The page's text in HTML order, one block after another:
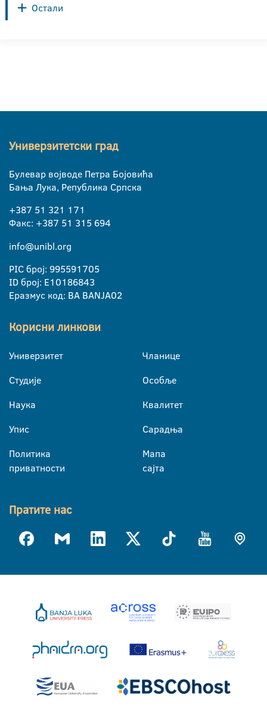
Остали
Универзитетски град
Булевар војводе Петра Бојовића
Бања Лука, Република Српска
+387 51 321 171
Факс: +387 51 315 694
info@unibl.org
PIC број: 995591705
ID број: E10186843
Еразмус код: BA BANJA02
Корисни линкови
Универзитет
Студије
Наука
Упис
Политика
приватности
Чланице
Особље
Квалитет
Сарадња
Мапа
сајта
Пратите нас